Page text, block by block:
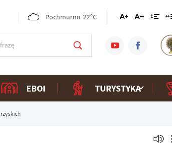
Pochmurno 22°C
EBOI TURYSTYKA